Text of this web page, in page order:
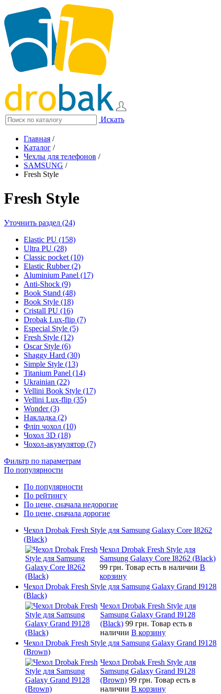
Искать
Главная /
Каталог /
Чехлы для телефонов /
SAMSUNG /
Fresh Style
Fresh Style
Уточнить раздел (24)
Elastic PU (158)
Ultra PU (28)
Classic pocket (10)
Elastic Rubber (2)
Aluminium Panel (17)
Anti-Shock (9)
Book Stand (48)
Book Style (18)
Cristall PU (16)
Drobak Lux-flip (7)
Especial Style (5)
Fresh Style (12)
Oscar Style (6)
Shaggy Hard (30)
Simple Style (13)
Titanium Panel (14)
Ukrainian (22)
Vellini Book Style (17)
Vellini Lux-flip (35)
Wonder (3)
Накладка (2)
Фліп чохол (10)
Чохол 3D (18)
Чохол-акумулятор (7)
Фильтр по параметрам
По популярности
По популярности
По рейтингу
По цене, сначала недорогие
По цене, сначала дорогие
Чехол Drobak Fresh Style для Samsung Galaxy Core I8262
(Black)
Чехол Drobak Fresh Style для
Samsung Galaxy Core I8262 (Black)
99 грн. Товар есть в наличии В
корзину
Чехол Drobak Fresh Style для Samsung Galaxy Grand I9128
(Black)
Чехол Drobak Fresh Style для
Samsung Galaxy Grand I9128
(Black) 99 грн. Товар есть в
наличии В корзину
Чехол Drobak Fresh Style для Samsung Galaxy Grand I9128
(Brown)
Чехол Drobak Fresh Style для
Samsung Galaxy Grand I9128
(Brown) 99 грн. Товар есть в
наличии В корзину